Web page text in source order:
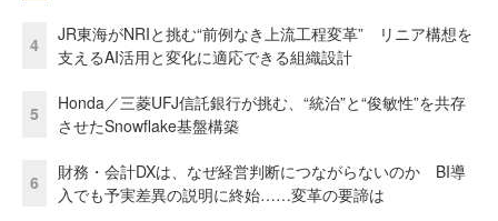
4
JR東海がNRIと挑む“前例なき上流工程変革” リニア構想を
支えるAI活用と変化に適応できる組織設計
5
Honda／三菱UFJ信託銀行が挑む、“統治”と“俊敏性”を共存
させたSnowflake基盤構築
6
財務・会計DXは、なぜ経営判断につながらないのか BI導
入でも予実差異の説明に終始……変革の要諦は